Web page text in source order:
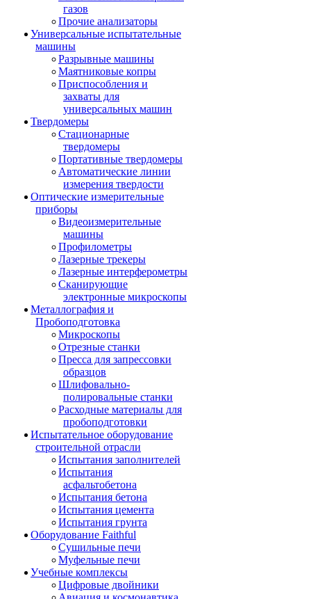
газов
Прочие анализаторы
Универсальные испытательные
машины
Разрывные машины
Маятниковые копры
Приспособления и
захваты для
универсальных машин
Твердомеры
Стационарные
твердомеры
Портативные твердомеры
Автоматические линии
измерения твердости
Оптические измерительные
приборы
Видеоизмерительные
машины
Профилометры
Лазерные трекеры
Лазерные интерферометры
Сканирующие
электронные микроскопы
Металлография и
Пробоподготовка
Микроскопы
Отрезные станки
Пресса для запрессовки
образцов
Шлифовально-
полировальные станки
Расходные материалы для
пробоподготовки
Испытательное оборудование
строительной отрасли
Испытания заполнителей
Испытания
асфальтобетона
Испытания бетона
Испытания цемента
Испытания грунта
Оборудование Faithful
Сушильные печи
Муфельные печи
Учебные комплексы
Цифровые двойники